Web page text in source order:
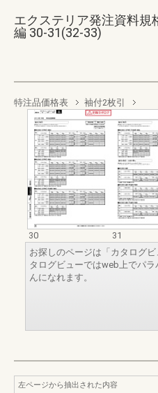
エクステリア発注資料規
編 30-31(32-33)
特注品価格表 袖付2枚引
30
31
お探しのページは「カタログ
タログビューではweb上でパ
んになれます。
左ページから抽出された内容